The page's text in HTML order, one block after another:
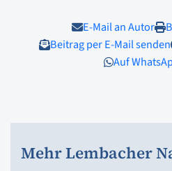
E-Mail an Autor
Beitrag per E-Mail senden
Auf
Mehr Lembacher